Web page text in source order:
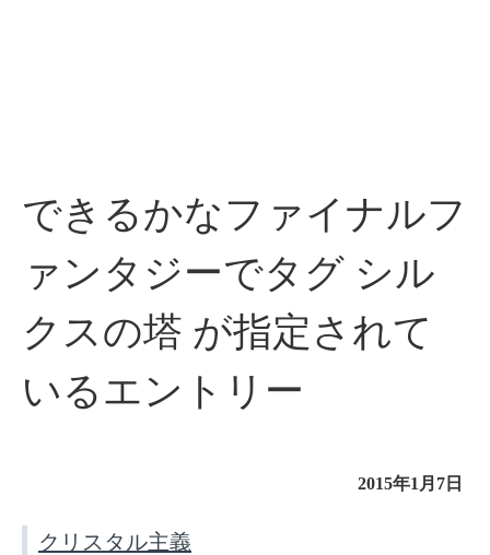
できるかなファイナルフ
ァンタジーでタグ シル
クスの塔 が指定されて
いるエントリー
2015年1月7日
クリスタル主義